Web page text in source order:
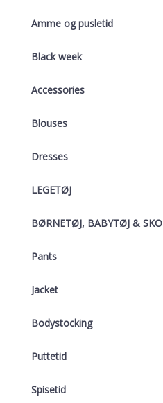
Amme og pusletid
Black week
Accessories
Blouses
Dresses
LEGETØJ
BØRNETØJ, BABYTØJ & SKO
Pants
Jacket
Bodystocking
Puttetid
Spisetid